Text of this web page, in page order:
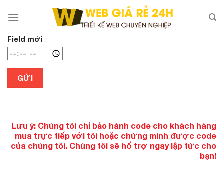
đến
nội
dung
Field mới
GỬI
Lưu ý: Chúng tôi chỉ bảo hành code cho khách hàng
mua trực tiếp với tôi hoặc chứng minh được code
của chúng tôi. Chúng tôi sẽ hổ trợ ngay lập tức cho
bạn!